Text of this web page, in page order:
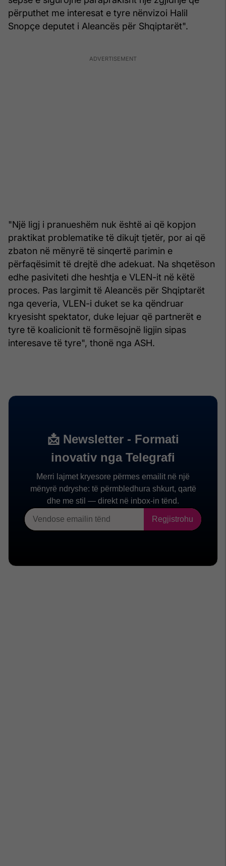
përputhet me interesat e tyre nënvizoi Halil
Snopçe deputet i Aleancës për Shqiptarët".
"Një ligj i pranueshëm nuk është ai që kopjon
praktikat problematike të dikujt tjetër, por ai që
zbaton në mënyrë të sinqertë parimin e
përfaqësimit të drejtë dhe adekuat. Na shqetëson
edhe pasiviteti dhe heshtja e VLEN-it në këtë
proces. Pas largimit të Aleancës për Shqiptarët
nga qeveria, VLEN-i duket se ka qëndruar
kryesisht spektator, duke lejuar që partnerët e
tyre të koalicionit të formësojnë ligjin sipas
interesave të tyre", thonë nga ASH.